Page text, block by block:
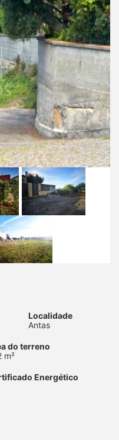
Localidade
Antas
do terreno
m²
Energético